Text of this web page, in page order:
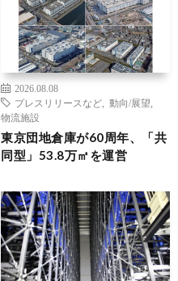
2026.08.08
プレスリリースなど
動向/展望
物流施設
東京団地倉庫が60周年、「共
同型」53.8万㎡を運営